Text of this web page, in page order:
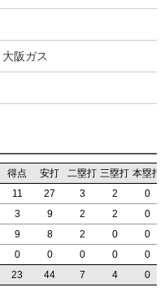
阪ガス
得点 安打 二塁打 三塁打 本塁打
11 27 3 2
0
3 9 2 2
0
9 8 2 0
0
0 0 0 0
0
23 44 7 4 0
得点 安打 二塁打 三塁打 本塁打
11 27 3 2
0
3 9 2 2
0
9 8 2 0
0
0 0 0 0
0
23 44 7 4 0
得点 安打 二塁打 三塁打 本塁打
11 27 3 2
0
3 9 2 2
0
9 8 2 0
0
0 0 0 0
0
23 44 7 4 0
得点 安打 二塁打 三塁打 本塁打
11 27 3 2
0
3 9 2 2
0
9 8 2 0
0
0 0 0 0
0
23 44 7 4 0